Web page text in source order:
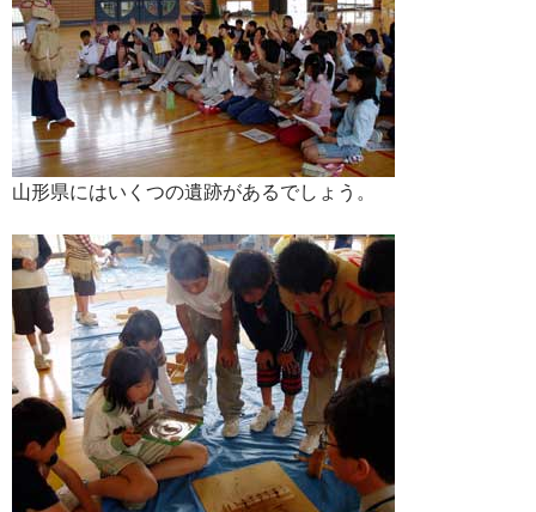
山形県にはいくつの遺跡があるでしょう。